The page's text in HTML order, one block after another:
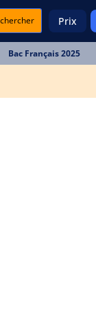
Prix
Bac Français 2025